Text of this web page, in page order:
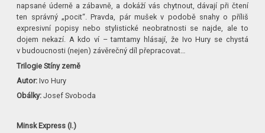
napsané úderně a zábavně, a dokáží vás chytnout, dávají při čtení
ten správný „pocit“. Pravda, pár mušek v podobě snahy o příliš
expresivní popisy nebo stylistické neobratnosti se najde, ale to
dojem nekazí. A kdo ví – tamtamy hlásají, že Ivo Hury se chystá
v budoucnosti (nejen) závěrečný díl přepracovat…
Trilogie Stíny země
Autor: Ivo Hury
Obálky:Josef Svoboda
Minsk Express (I.)